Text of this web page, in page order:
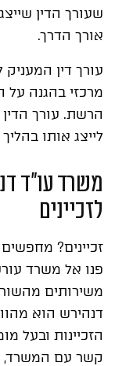
שעורך הדין
אורך הדרך.
עורך דין המעניק
מרכזי בהגנה על
הרשת. עורך הדין
לייצג אותו
משרד עו"ד
לזכיינים
זכיינים?
פנו אל משרד
משירותים
דנהירש הוא
הזכיינות ובעל
קשר עם המשרד,